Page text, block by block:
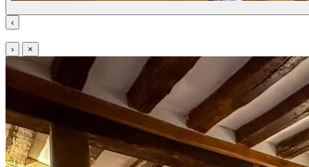
‹
› ×